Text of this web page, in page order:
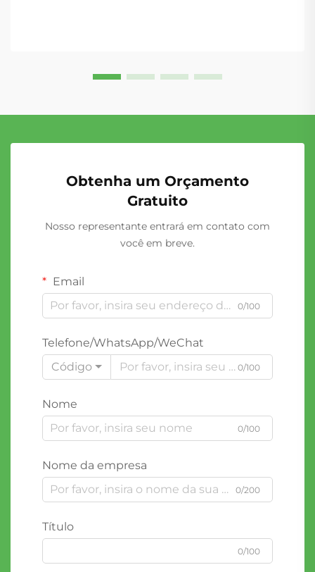
Obtenha um Orçamento
Gratuito
Nosso representante entrará em contato com
você em breve.
Email
0/100
Telefone/WhatsApp/WeChat
Código
0/100
Nome
0/100
Nome da empresa
0/200
Título
0/100